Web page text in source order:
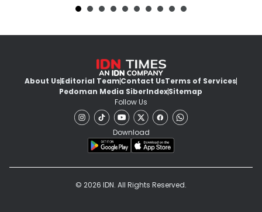
About UsEditorial TeamContact UsTerms of Services
Pedoman Media SiberIndexSitemap
Follow Us
Download
© 2026 IDN. All Rights Reserved.